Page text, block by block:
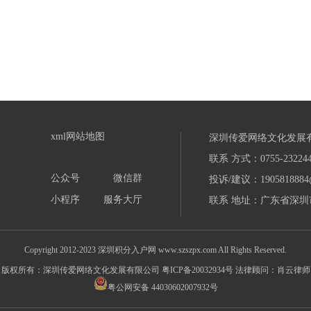
xml网站地图
公众号 微信群
小程序 服务大厅
深圳传爱网络文化发展
联系 方式：0755-
投诉/建议：
联系 地址：广东省深
Copyright 2012-2023 深圳积分入户网 www.szszpx.com All Rights Reserved.
版权所有：深圳传爱网络文化发展有限公司 粤ICP备20032934号法律顾问：肖云律师
粤公网安备 44030602007932号